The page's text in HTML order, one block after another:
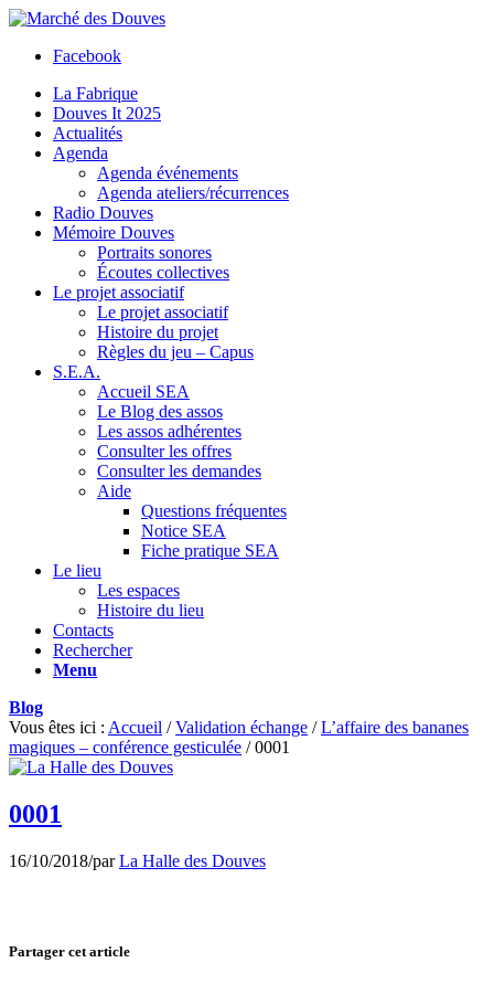
Facebook
La Fabrique
Douves It 2025
Actualités
Agenda
Agenda événements
Agenda ateliers/récurrences
Radio Douves
Mémoire Douves
Portraits sonores
Écoutes collectives
Le projet associatif
Le projet associatif
Histoire du projet
Règles du jeu – Capus
S.E.A.
Accueil SEA
Le Blog des assos
Les assos adhérentes
Consulter les offres
Consulter les demandes
Aide
Questions fréquentes
Notice SEA
Fiche pratique SEA
Le lieu
Les espaces
Histoire du lieu
Contacts
Rechercher
Menu
Blog
Vous êtes ici : Accueil / Validation échange / L’affaire des bananes
magiques – conférence gesticulée / 0001
0001
16/10/2018/parLa Halle des Douves
Partager cet article